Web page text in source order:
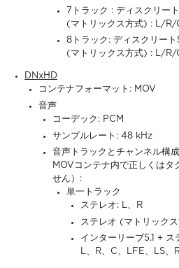
7トラック : ディスクリー
(マトリックス方式) : L/
8トラック: ディスクリー
(マトリックス方式) : L/
DNxHD
コンテナフォーマット: MOV
音声
コーデック: PCM
サンプルレート: 48 kHz
音声トラックとチャンネル構
MOVコンテナ内で正しくはタ
せん）:
単一トラック
ステレオ: L、R
ステレオ (マトリック
インターリーブ5.1 +
L、R、C、LFE、LS、